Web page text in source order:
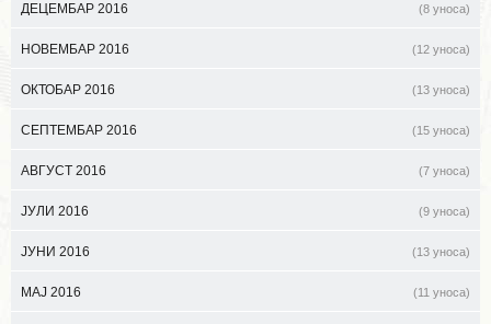
ДЕЦЕМБАР 2016 (8 уноса)
НОВЕМБАР 2016 (12 уноса)
ОКТОБАР 2016 (13 уноса)
СЕПТЕМБАР 2016 (15 уноса)
АВГУСТ 2016 (7 уноса)
ЈУЛИ 2016 (9 уноса)
ЈУНИ 2016 (13 уноса)
МАЈ 2016 (11 уноса)